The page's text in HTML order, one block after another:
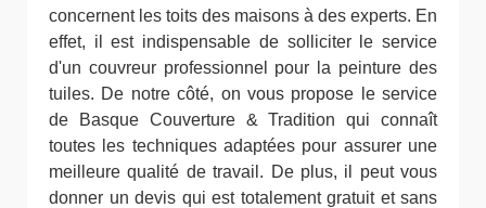
concernent les toits des maisons à des experts. En
effet, il est indispensable de solliciter le service
d'un couvreur professionnel pour la peinture des
tuiles. De notre côté, on vous propose le service
de Basque Couverture & Tradition qui connaît
toutes les techniques adaptées pour assurer une
meilleure qualité de travail. De plus, il peut vous
donner un devis qui est totalement gratuit et sans